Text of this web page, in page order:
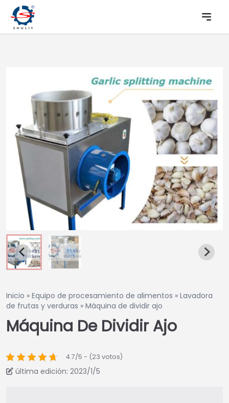
Inicio » Equipo de procesamiento de alimentos » Lavadora
de frutas y verduras » Máquina de dividir ajo
Máquina De Dividir Ajo
4.7/5 - (23 votos)
última edición: 2023/1/5